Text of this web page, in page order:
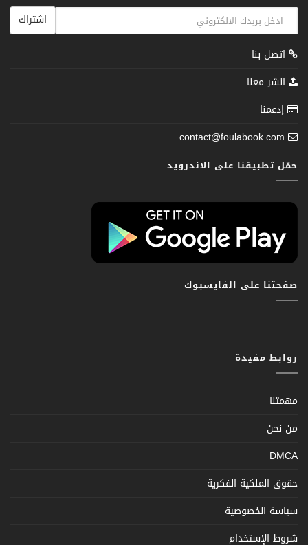
اشتراك
اتصل بنا
انشر معنا
إدعمنا
contact@foulabook.com
حمّل تطبيقنا على الاندرويد
صفحتنا على الفايسبوك
روابط مفيدة
مهمتنا
من نحن
DMCA
حقوق الملكية الفكرية
سياسة الخصوصية
شروط الإستخدام